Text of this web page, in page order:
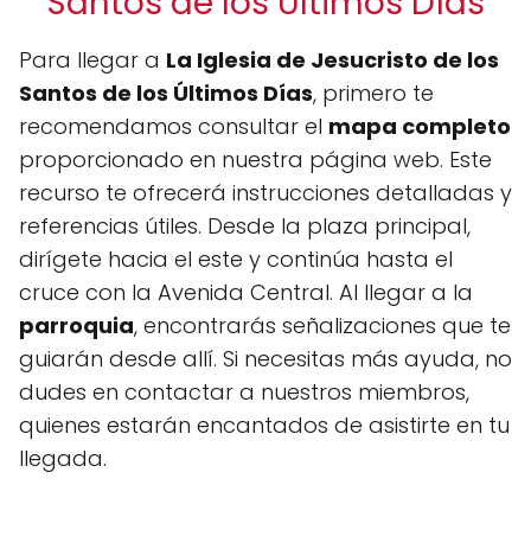
Para llegar a La Iglesia de Jesucristo de los
Santos de los Últimos Días, primero te
recomendamos consultar el mapa completo
proporcionado en nuestra página web. Este
recurso te ofrecerá instrucciones detalladas y
referencias útiles. Desde la plaza principal,
dirígete hacia el este y continúa hasta el
cruce con la Avenida Central. Al llegar a la
parroquia, encontrarás señalizaciones que te
guiarán desde allí. Si necesitas más ayuda, no
dudes en contactar a nuestros miembros,
quienes estarán encantados de asistirte en tu
llegada.